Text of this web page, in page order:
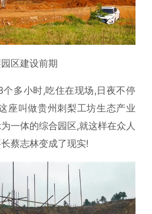
区建设前期
多小时,吃住在现场,日夜不停
座叫做贵州刺梨工坊生态产业
一体的综合园区,就这样在众人
蔡志林变成了现实!